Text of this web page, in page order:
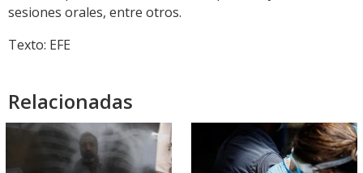
sesiones orales, entre otros.
Texto: EFE
Relacionadas